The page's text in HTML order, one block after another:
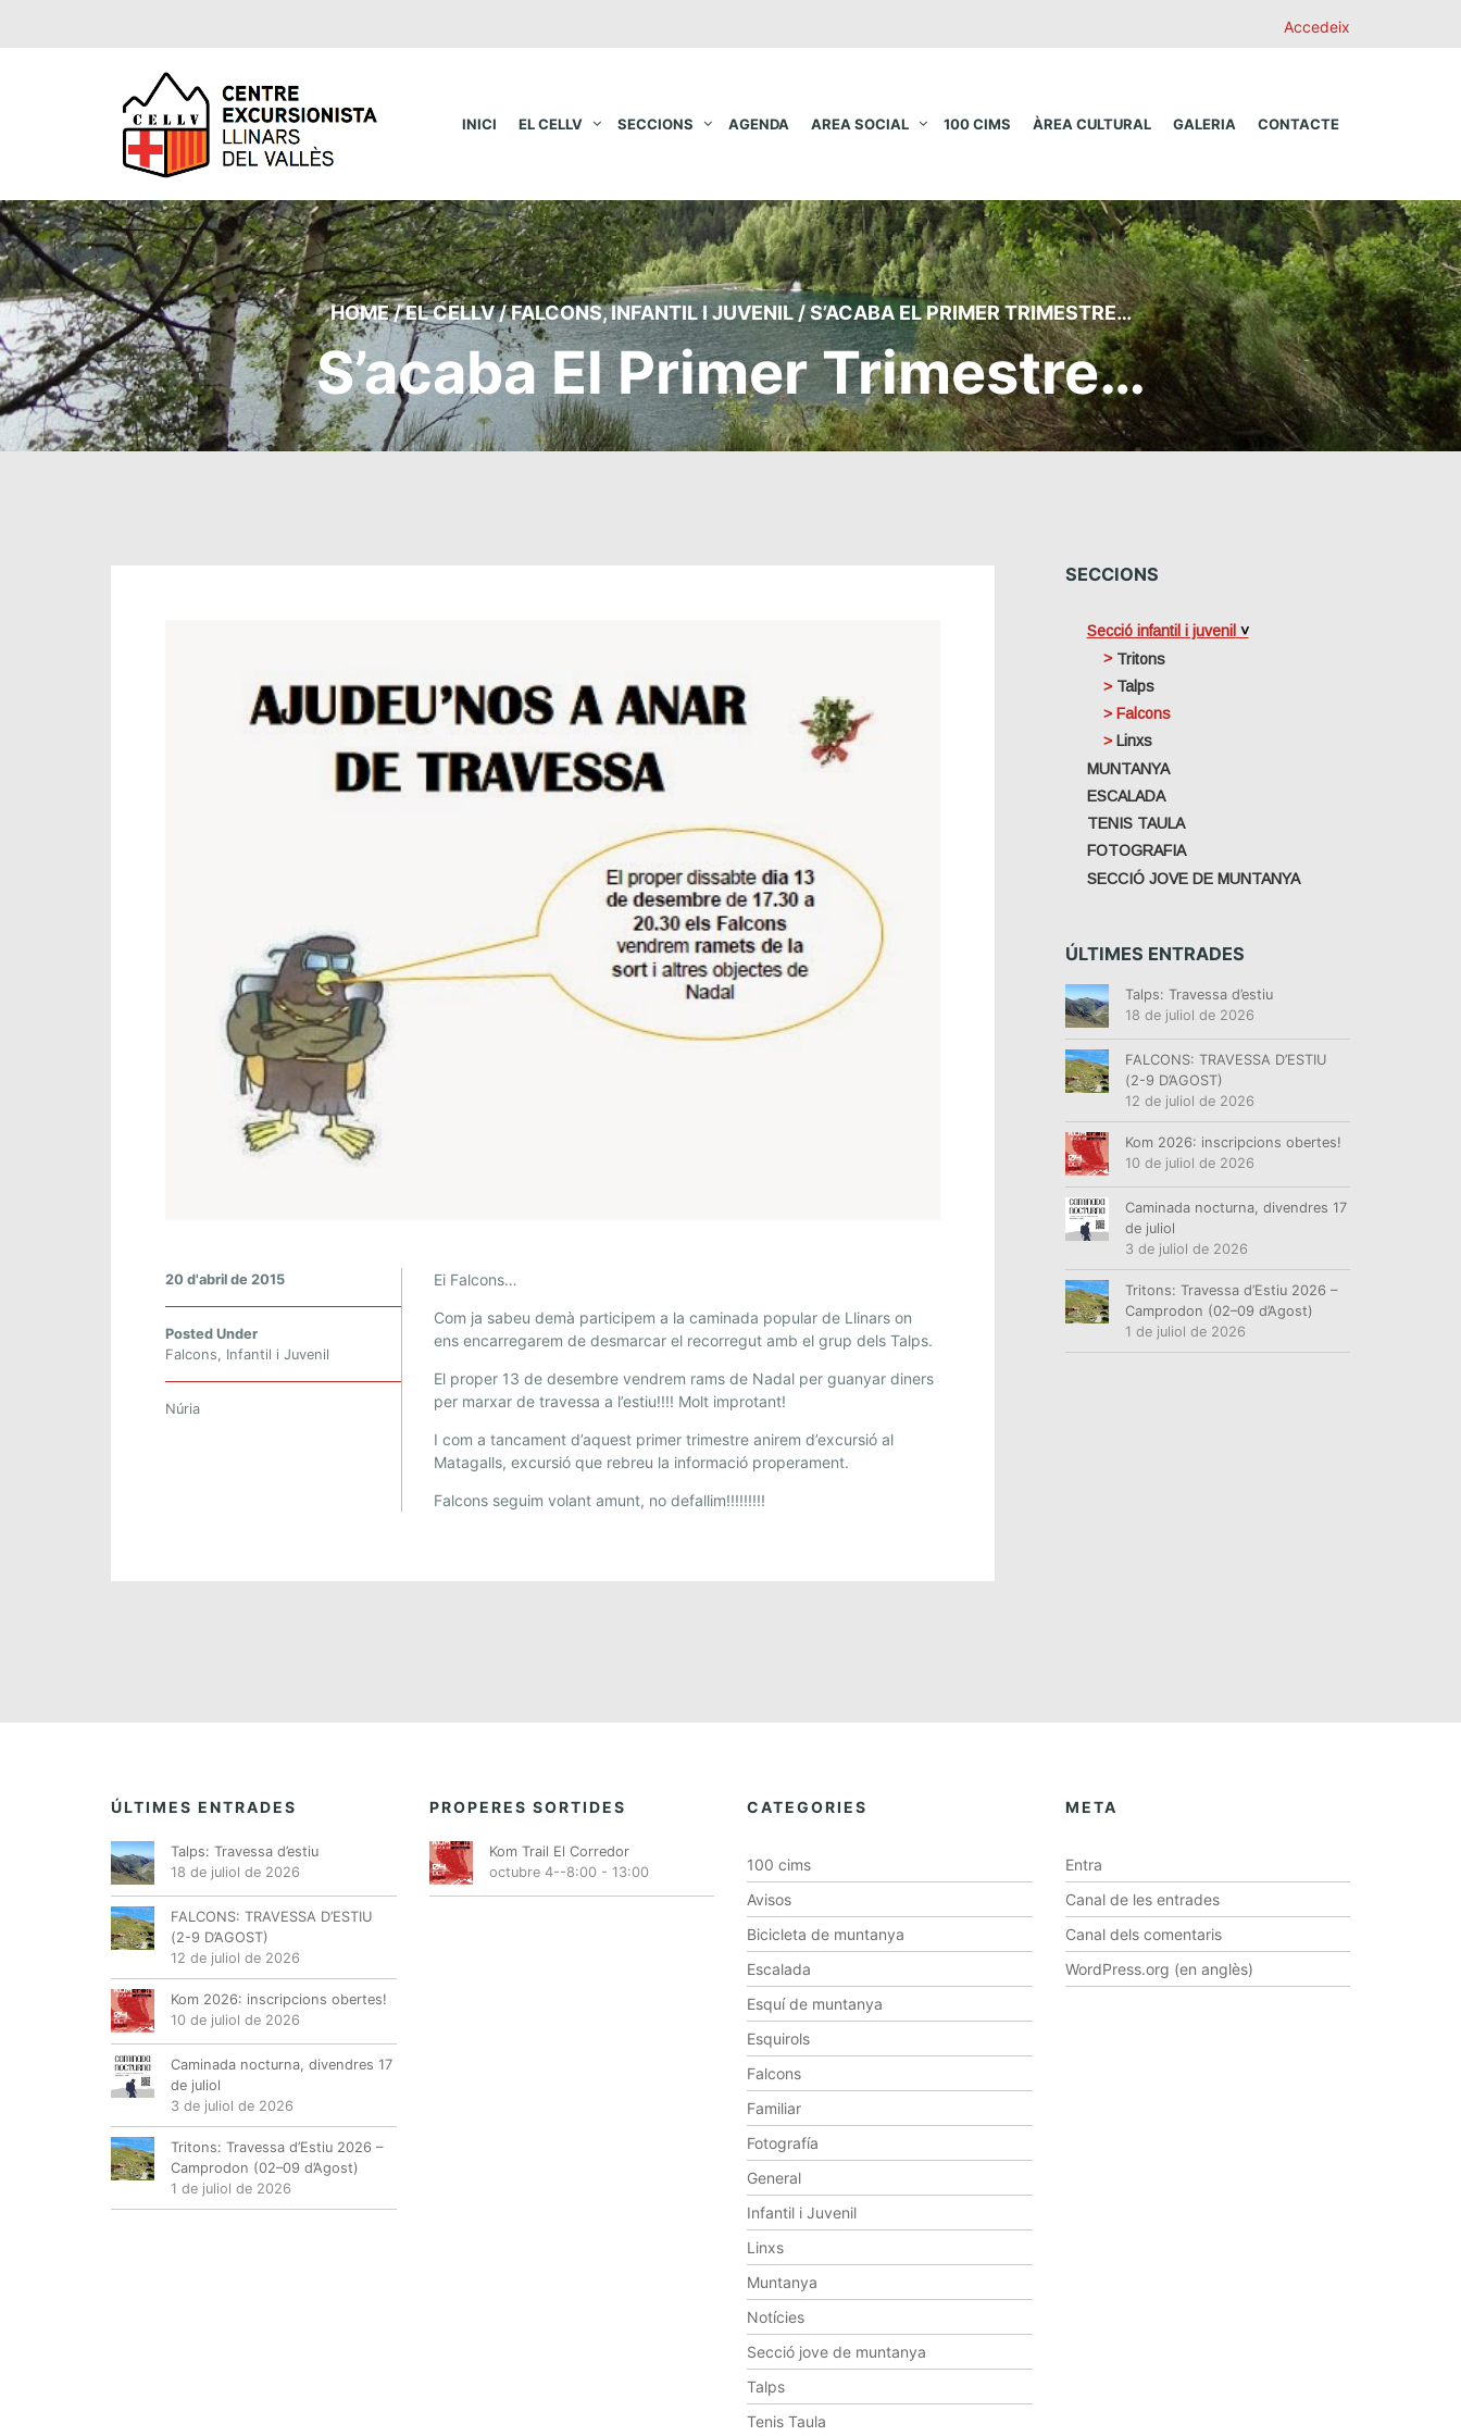
Accedeix
INICI EL CELLV SECCIONS AGENDA AREA SOCIAL 100 CIMS ÀREA CULTURAL GALERIA CONTACTE
HOME/EL CELLV/FALCONS,INFANTIL I JUVENIL /S’ACABA EL PRIMER TRIMESTRE…
S’acaba El Primer Trimestre…
S
’
A
C
A
B
A
E
P
T
E
…
Ei Falcons…
Com ja sabeu demà participem a la caminada popular de Llinars on
ens encarregarem de desmarcar el recorregut amb el grup dels Talps.
El proper 13 de desembre vendrem rams de Nadal per guanyar diners
per marxar de travessa a l’estiu!!!! Molt improtant!
I com a tancament d’aquest primer trimestre anirem d’excursió al
Matagalls, excursió que rebreu la informació properament.
Falcons seguim volant amunt, no defallim!!!!!!!!!
20 d'abril de 2015
Posted Under
Falcons, Infantil i Juvenil
Núria
SECCIONS
Secció infantil i juvenil
Tritons
Talps
Falcons
Linxs
MUNTANYA
ESCALADA
TENIS TAULA
FOTOGRAFIA
SECCIÓ JOVE DE MUNTANYA
ÚLTIMES ENTRADES
Talps: Travessa d’estiu
18 de juliol de 2026
FALCONS: TRAVESSA D’ESTIU
(2-9 D’AGOST)
12 de juliol de 2026
Kom 2026: inscripcions obertes!
10 de juliol de 2026
Caminada nocturna, divendres 17
de juliol
3 de juliol de 2026
Tritons: Travessa d’Estiu 2026 –
Camprodon (02–09 d’Agost)
1 de juliol de 2026
ÚLTIMES ENTRADES
Talps: Travessa d’estiu
18 de juliol de 2026
FALCONS: TRAVESSA D’ESTIU
(2-9 D’AGOST)
12 de juliol de 2026
Kom 2026: inscripcions obertes!
10 de juliol de 2026
Caminada nocturna, divendres 17
de juliol
3 de juliol de 2026
Tritons: Travessa d’Estiu 2026 –
Camprodon (02–09 d’Agost)
1 de juliol de 2026
PROPERES SORTIDES
Kom Trail El Corredor
octubre 4--8:00- 13:00
CATEGORIES
100 cims
Avisos
Bicicleta de muntanya
Escalada
Esquí de muntanya
Esquirols
Falcons
Familiar
Fotografía
General
Infantil i Juvenil
Linxs
Muntanya
Notícies
Secció jove de muntanya
Talps
Tenis Taula
META
Entra
Canal de les entrades
Canal dels comentaris
WordPress.org (en anglès)